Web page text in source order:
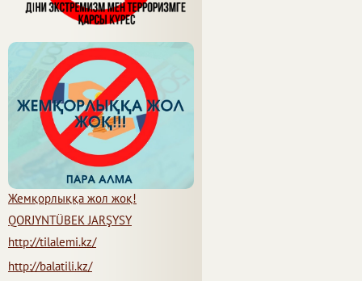
Жемқорлыққа жол жоқ!
QORJYNTÜBEK JARŞYSY
http://tilalemi.kz/
http://balatili.kz/